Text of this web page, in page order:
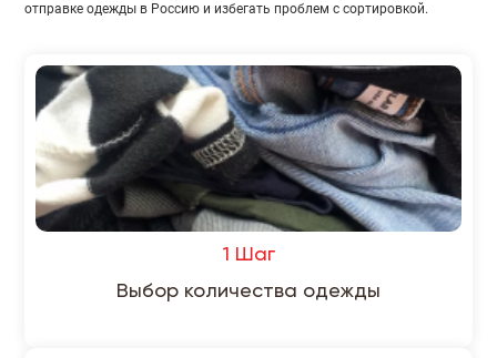
отправке одежды в Россию и избегать проблем с сортировкой.
1 Шаг
Выбор количества одежды